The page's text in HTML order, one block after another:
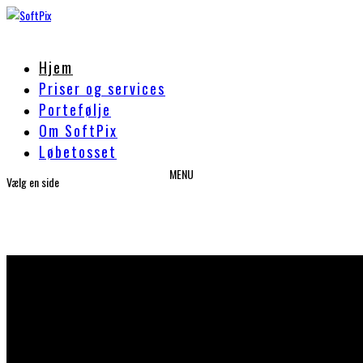
Hjem
Priser og services
Portefølje
Om SoftPix
Løbetosset
Vælg en side